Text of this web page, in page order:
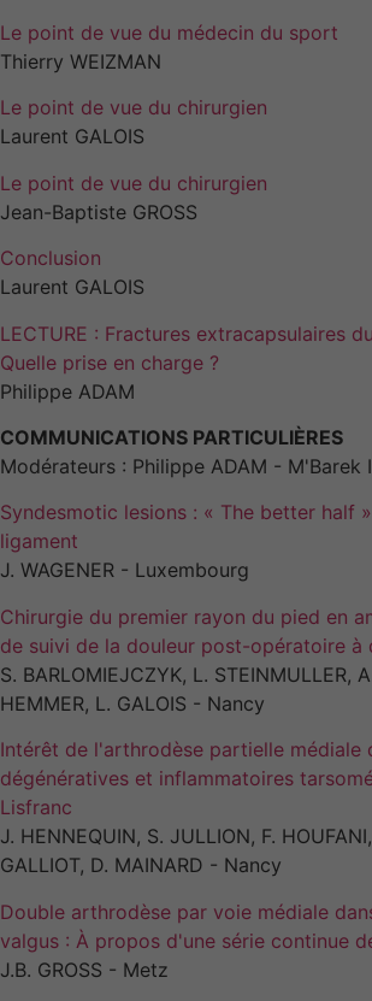
Le point de vue du médecin du sport
Thierry WEIZMAN
Le point de vue du chirurgien
Laurent GALOIS
Le point de vue du chirurgien
Jean-Baptiste GROSS
Conclusion
Laurent GALOIS
LECTURE : Fractures extracapsulaires
Quelle prise en charge ?
Philippe ADAM
COMMUNICATIONS PARTICULIÈRES
Modérateurs : Philippe ADAM - M'Barek
Syndesmotic lesions : « The better half
ligament
J. WAGENER - Luxembourg
Chirurgie du premier rayon du pied en
de suivi de la douleur post-opératoire à
S. BARLOMIEJCZYK, L. STEINMULLER,
HEMMER, L. GALOIS - Nancy
Intérêt de l'arthrodèse partielle médiale
dégénératives et inflammatoires
Lisfranc
J. HENNEQUIN, S. JULLION, F.
GALLIOT, D. MAINARD - Nancy
Double arthrodèse par voie médiale
valgus : À propos d'une série continue
J.B. GROSS - Metz
En